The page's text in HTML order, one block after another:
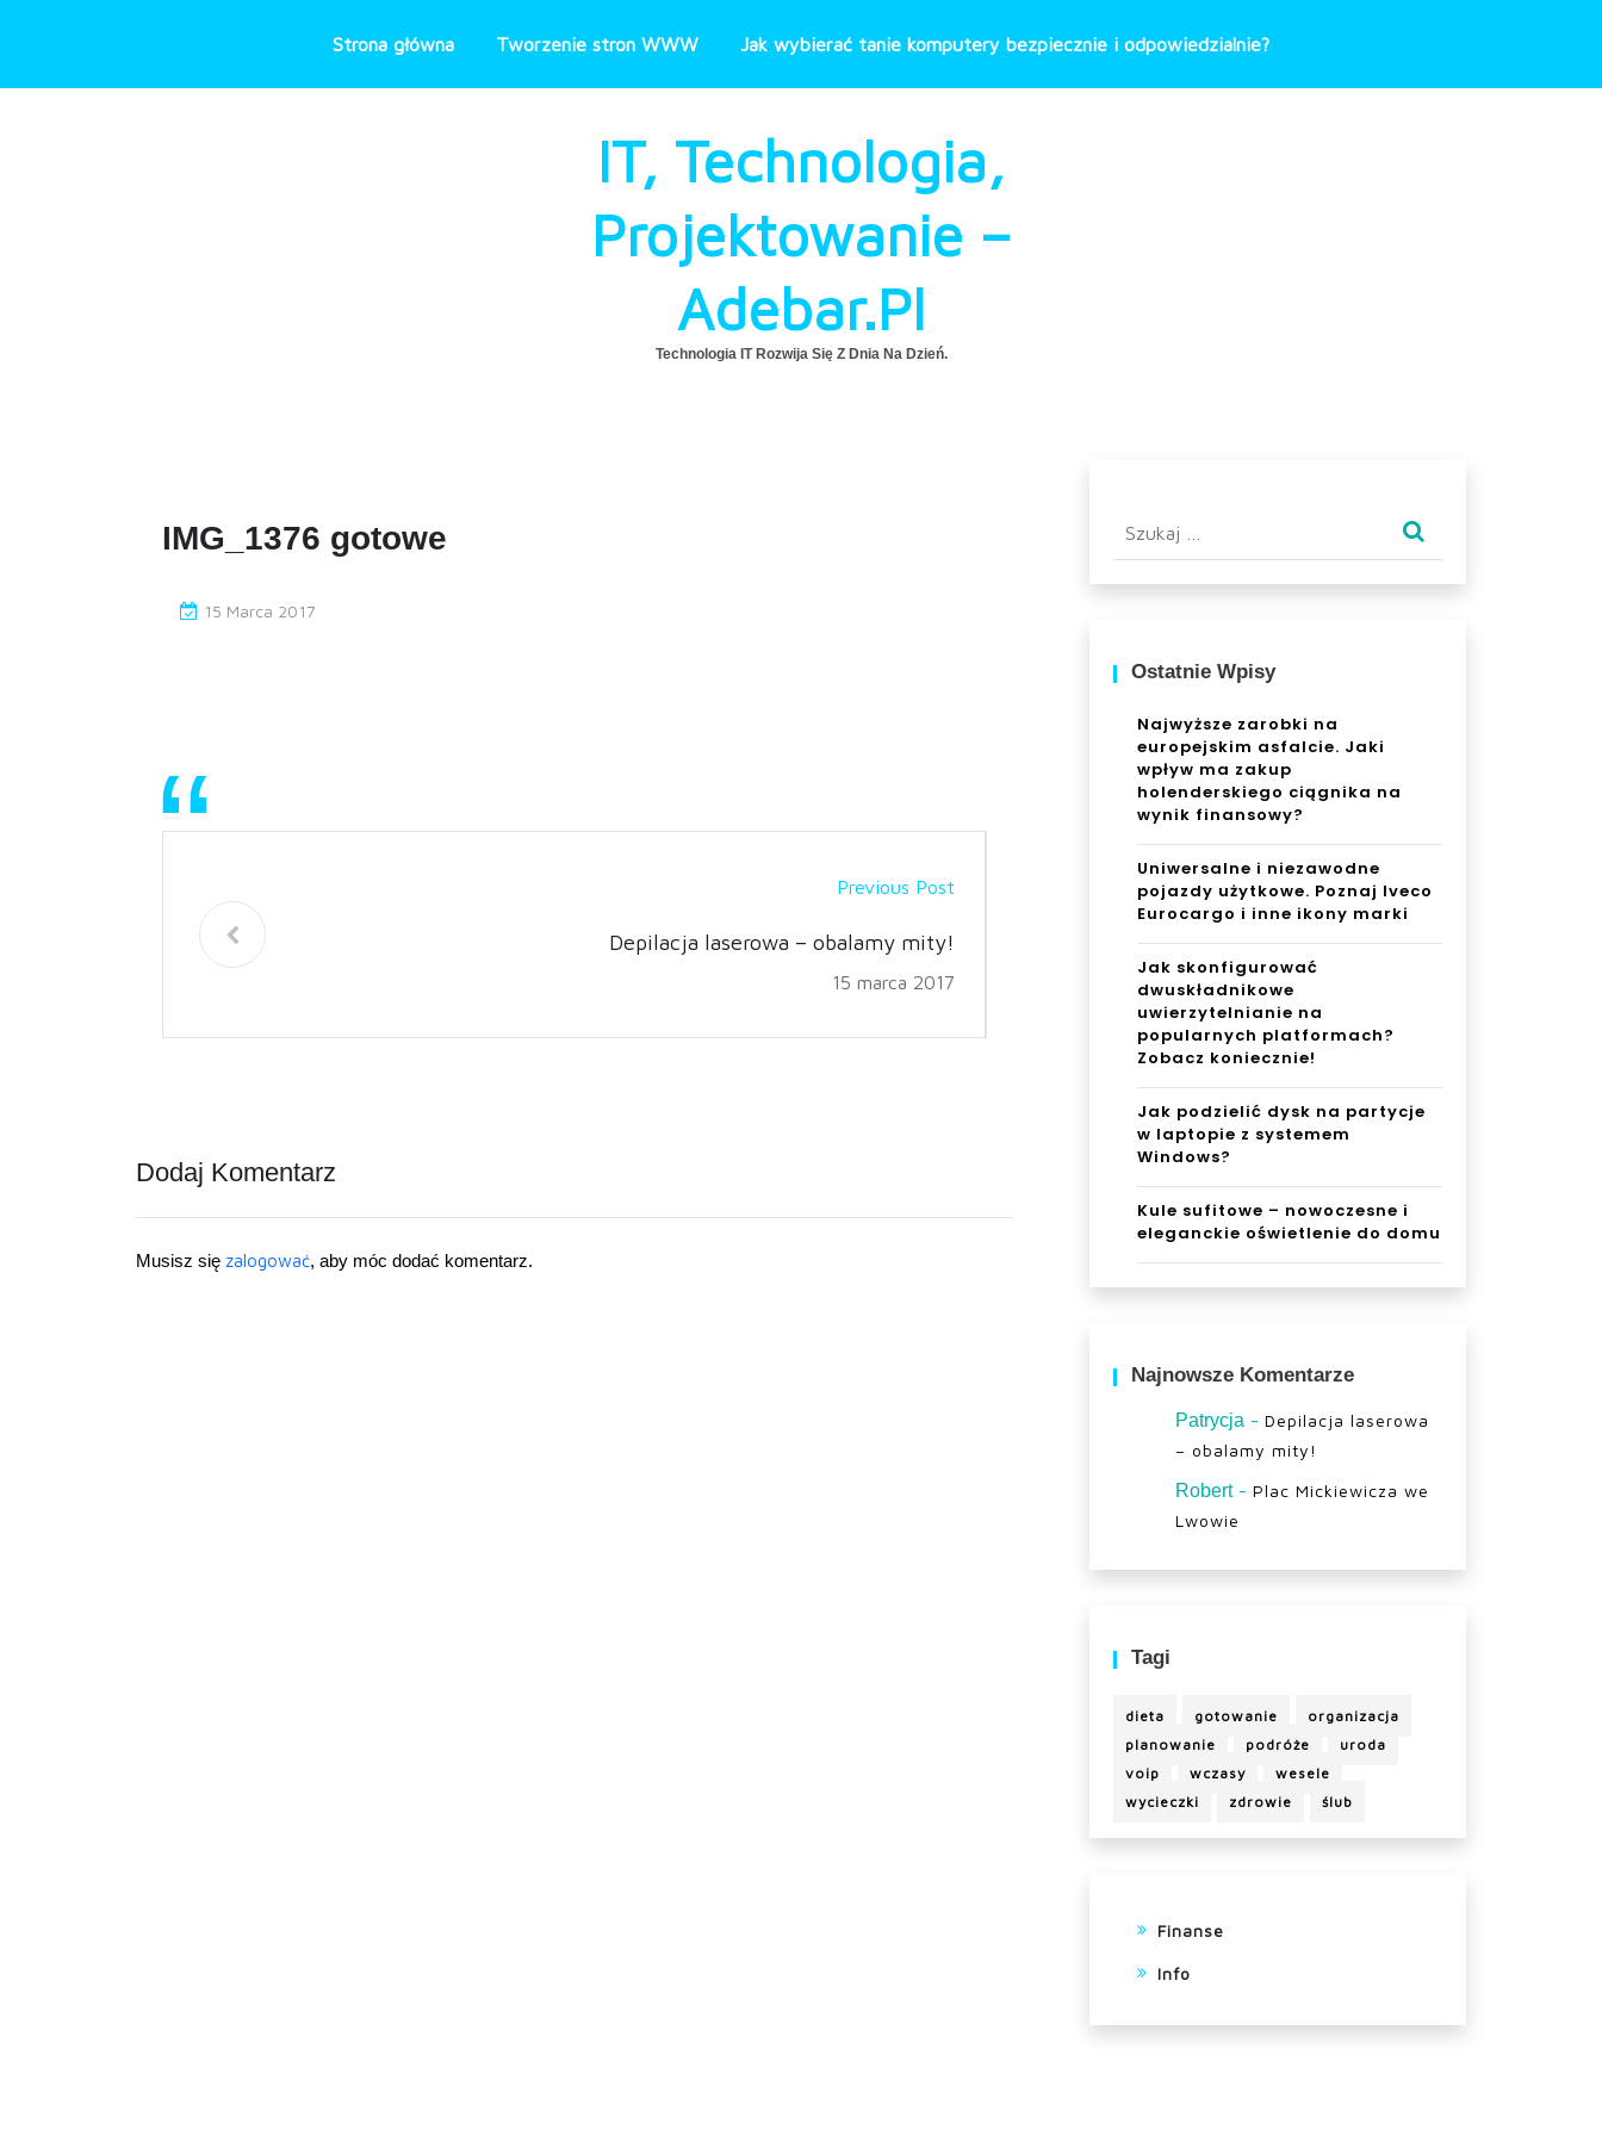
Strona główna Tworzenie stron WWW Jak wybierać tanie komputery bezpiecznie i odpowiedzialnie?
IT, Technologia,
Projektowanie –
Adebar.pl
Technologia IT Rozwija Się Z Dnia Na Dzień.
IMG_1376 gotowe
15 Marca 2017
Previous Post
Depilacja laserowa – obalamy mity!
15 marca 2017
Dodaj Komentarz
Musisz się zalogować, aby móc dodać komentarz.
Ostatnie Wpisy
Najwyższe zarobki na
europejskim asfalcie. Jaki
wpływ ma zakup
holenderskiego ciągnika na
wynik finansowy?
Uniwersalne i niezawodne
pojazdy użytkowe. Poznaj Iveco
Eurocargo i inne ikony marki
Jak skonfigurować
dwuskładnikowe
uwierzytelnianie na
popularnych platformach?
Zobacz koniecznie!
Jak podzielić dysk na partycje
w laptopie z systemem
Windows?
Kule sufitowe – nowoczesne i
eleganckie oświetlenie do domu
Najnowsze Komentarze
Patrycja - Depilacja laserowa
– obalamy mity!
Robert- Plac Mickiewicza we
Lwowie
Tagi
dieta gotowanie
organizacja
planowanie
podróże
uroda
voip
wczasy
wesele
wycieczki
zdrowie ślub
Finanse
Info